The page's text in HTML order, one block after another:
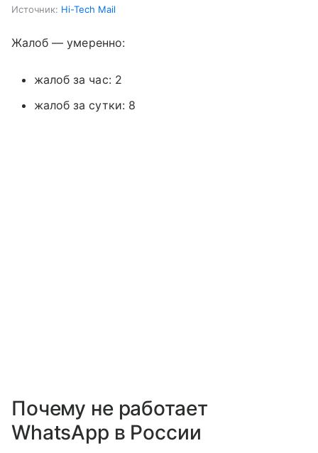
Источник: Hi-Tech Mail
Жалоб — умеренно:
жалоб за час: 2
жалоб за сутки: 8
Почему не работает
WhatsApp в России